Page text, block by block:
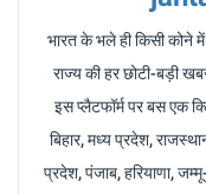
भारत के भले ही किसी कोने
राज्य की हर छोटी-बड़ी
इस प्लैटफॉर्म पर बस एक
बिहार, मध्य प्रदेश,
प्रदेश, पंजाब, हरियाणा,